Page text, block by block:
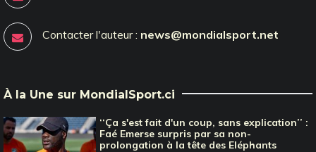
Contacter l'auteur : news@mondialsport.net
À la Une sur MondialSport.ci
‘‘Ça s'est fait d'un coup, sans explication’’ :
Faé Emerse surpris par sa non-
prolongation à la tête des Eléphants